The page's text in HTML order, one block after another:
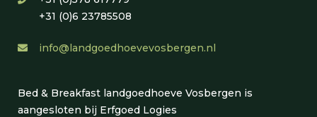
+31 (0)6 23785508
info@landgoedhoevevosbergen.nl
Bed & Breakfast landgoedhoeve Vosbergen is
aangesloten bij Erfgoed Logies